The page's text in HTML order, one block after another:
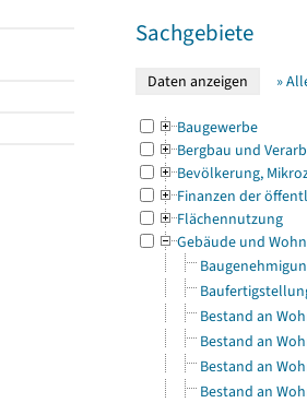
Sachgebiete
»
Baugewerbe
Bergbau und
Bevölkerung,
Finanzen der
Flächennutzung
Gebäude und
Bestand an
Bestand an
Bestand an
Bestand an